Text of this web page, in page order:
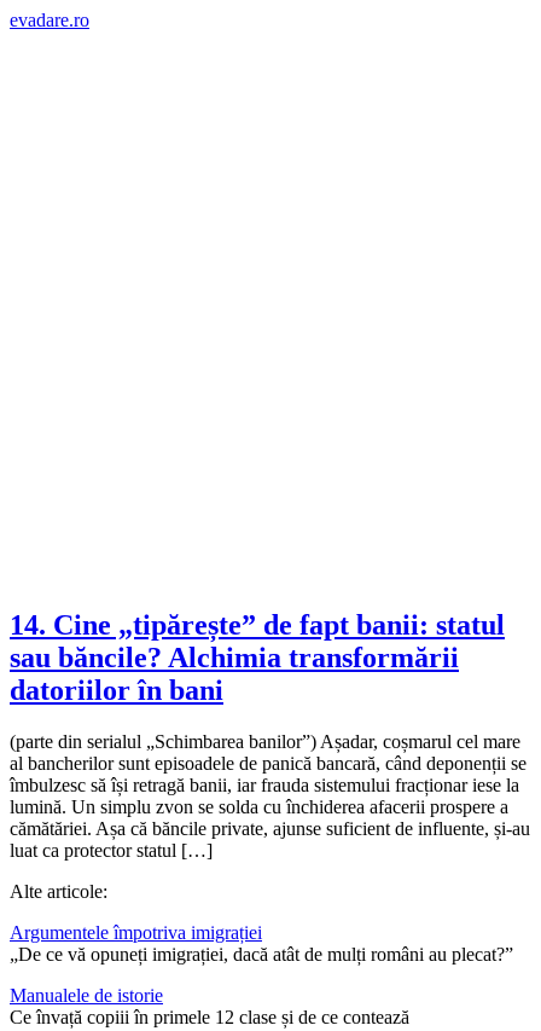
evadare.ro
14. Cine „tipărește” de fapt banii: statul
sau băncile? Alchimia transformării
datoriilor în bani
(parte din serialul „Schimbarea banilor”) Așadar, coșmarul cel mare
al bancherilor sunt episoadele de panică bancară, când deponenții se
îmbulzesc să își retragă banii, iar frauda sistemului fracționar iese la
lumină. Un simplu zvon se solda cu închiderea afacerii prospere a
cămătăriei. Așa că băncile private, ajunse suficient de influente, și-au
luat ca protector statul […]
Alte articole:
Argumentele împotriva imigrației
„De ce vă opuneți imigrației, dacă atât de mulți români au plecat?”
Manualele de istorie
Ce învață copiii în primele 12 clase și de ce contează